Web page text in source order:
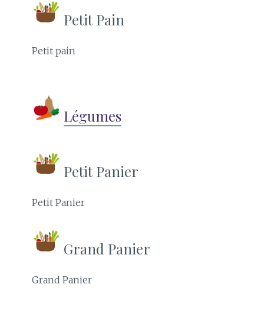
Petit Pain
Petit pain
Légumes
Petit Panier
Petit Panier
Grand Panier
Grand Panier